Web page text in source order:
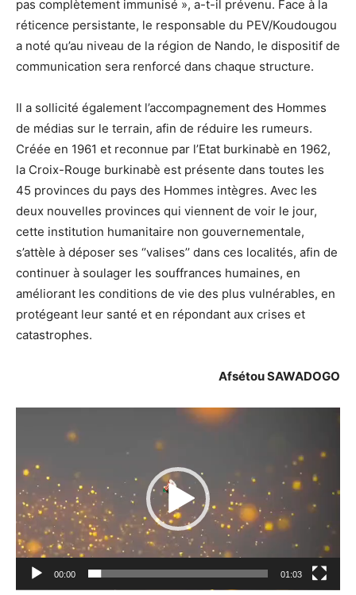
pas complètement immunisé », a-t-il prévenu. Face à la
réticence persistante, le responsable du PEV/Koudougou
a noté qu’au niveau de la région de Nando, le dispositif de
communication sera renforcé dans chaque structure.
Il a sollicité également l’accompagnement des Hommes
de médias sur le terrain, afin de réduire les rumeurs.
Créée en 1961 et reconnue par l’Etat burkinabè en 1962,
la Croix-Rouge burkinabè est présente dans toutes les
45 provinces du pays des Hommes intègres. Avec les
deux nouvelles provinces qui viennent de voir le jour,
cette institution humanitaire non gouvernementale,
s’attèle à déposer ses ‘’valises’’ dans ces localités, afin de
continuer à soulager les souffrances humaines, en
améliorant les conditions de vie des plus vulnérables, en
protégeant leur santé et en répondant aux crises et
catastrophes.
Afsétou SAWADOGO
Lecteur
00:00 01:03